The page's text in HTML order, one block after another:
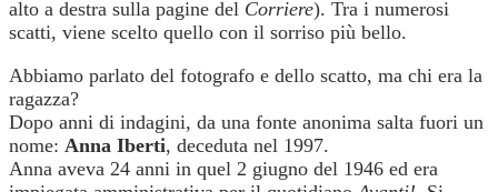
alto a destra sulla pagine del Corriere). Tra i numerosi
scatti, viene scelto quello con il sorriso più bello.
Abbiamo parlato del fotografo e dello scatto, ma chi era la
ragazza?
Dopo anni di indagini, da una fonte anonima salta fuori un
nome: Anna Iberti, deceduta nel 1997.
Anna aveva 24 anni in quel 2 giugno del 1946 ed era